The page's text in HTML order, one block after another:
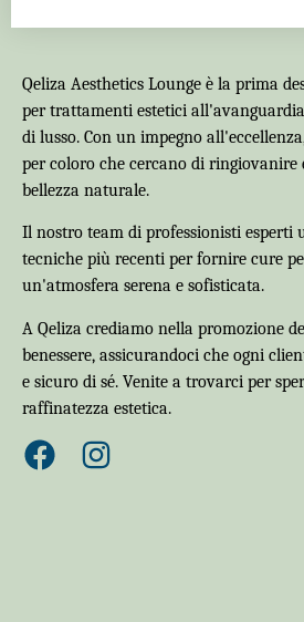
Qeliza Aesthetics Lounge è la prima
per trattamenti estetici
di lusso. Con un impegno
per coloro che cercano di
bellezza naturale.
Il nostro team di professionisti esperti
tecniche più recenti per fornire cure
un'atmosfera serena e sofisticata.
A Qeliza crediamo nella promozione
benessere, assicurandoci che ogni
e sicuro di sé. Venite a trovarci per
raffinatezza estetica.